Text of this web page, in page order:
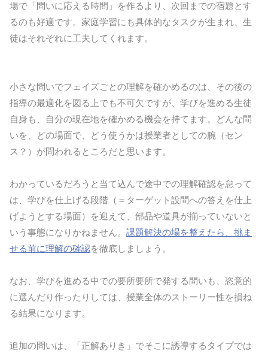
場で「問いに応える時間」を作るより、次回までの宿題とす
るのも好適です。家庭学習にも具体的なタスクが生まれ、生
徒はそれぞれに工夫してくれます。
小さな問いでフェイズごとの理解を確かめるのは、その後の
指導の最適化を図る上でも不可欠ですが、学びを進める生徒
自身も、自分の現在地を確かめる機会を持てます。どんな問
いを、どの場面で、どう使うかは授業者としての腕（セン
ス？）が問われるところだと思います。
わかっているだろうと当て込んで途中での理解確認を怠って
は、学びを仕上げる段階（＝ターゲット設問への答えを仕上
げようとする場面）を迎えて、部品や道具が揃っていないと
いう事態になりかねません。 課題解決の場を整えたら、挑ま
せる前に理解の確認を徹底しましょう。
なお、学びを進める中での要所要所で発する問いも、恣意的
に選んだり作ったりしては、授業全体のストーリー性を損ね
る結果になります。
追加の問いは、「正解ありき」でそこに誘導するタイプでは